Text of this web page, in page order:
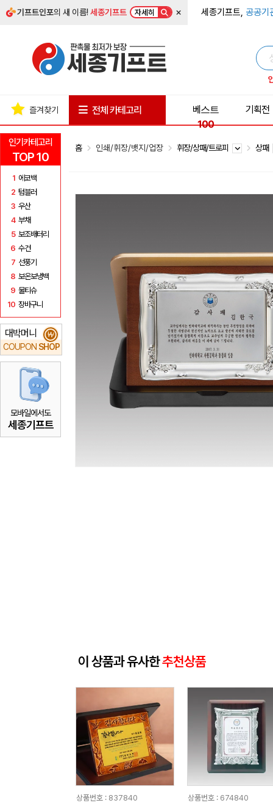
기프트인포의 새 이름!세종기프트 자세히 × 세종기프트, 공공기
인기카테고리
TOP 10
1 에코백
2 텀블러
3 우산
4 부채
5 보조배터리
6 수건
7 선풍기
8 보온보냉백
9 물티슈
10 장바구니
대박머니
COUPON SHOP
₩
모바일에서도
세종기프트
즐겨찾기 전체 카테고리
베스트
100
기획전
홈 인쇄/휘장/뱃지/업장 휘장/상패/트로피 상패
이 상품과 유사한추천상품
상품번호 : 837840
상품번호 : 674840